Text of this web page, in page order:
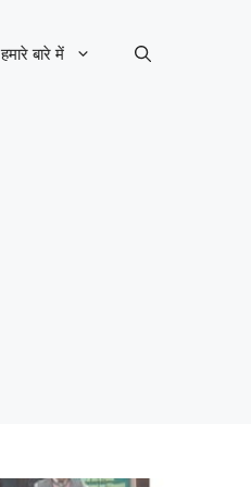
हमारे बारे में